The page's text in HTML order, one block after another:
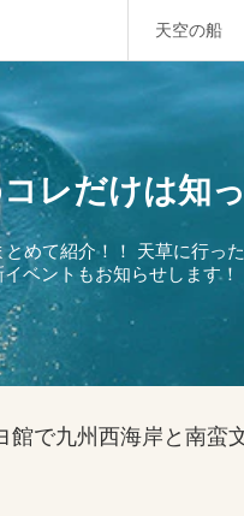
天空の船
レだけは知
て紹介！！ 天草に行っ
ベントもお知らせします！
館で九州西海岸と南蛮